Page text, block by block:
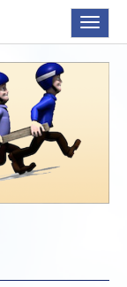
Toggle